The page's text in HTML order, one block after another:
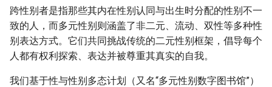
始
搜
📁 子目录
📊 词云图
跨性别者是指那些其内在性别认同与出生时分配的性别不一
致的人，而多元性别则涵盖了非二元、流动、双性等多种性
别表达方式。它们共同挑战传统的二元性别框架，倡导每个
人都有权利探索、表达并被尊重其真实的自我。
我们基于性与性别多态计划（又名“多元性别数字图书馆”）